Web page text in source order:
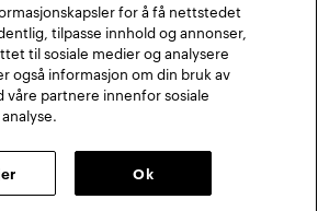
LinkedInTikTok
for å få nettstedet
tilpasse innhold og annonser,
til sosiale medier og analysere
også informasjon om din bruk av
partnere innenfor sosiale
Ok